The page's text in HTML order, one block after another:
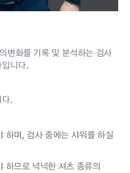
변화를 기록 및 분석하는 검사
니다.
.
하며, 검사 중에는 샤워를 하실
하므로 넉넉한 셔츠 종류의